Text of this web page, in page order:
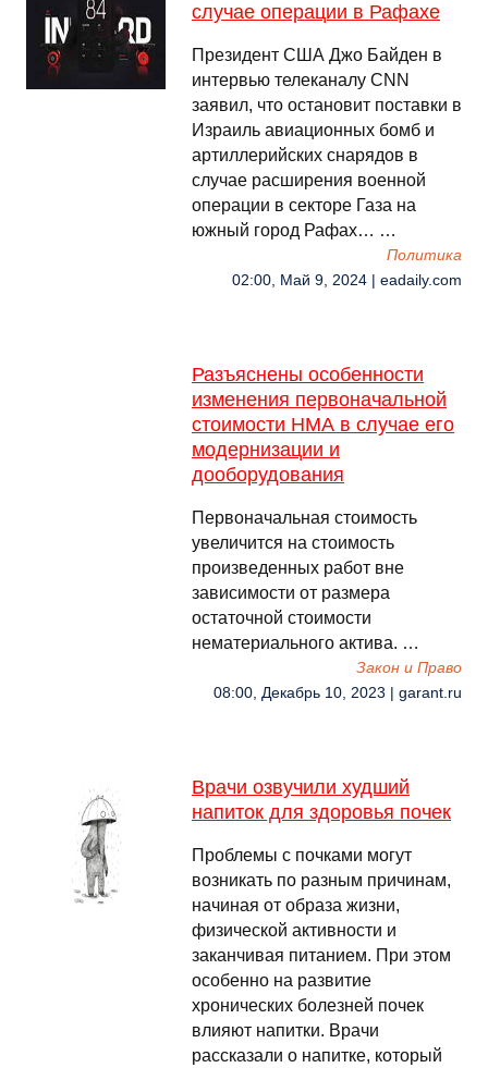
случае операции в Рафахе
Президент США Джо Байден в
интервью телеканалу CNN
заявил, что остановит поставки в
Израиль авиационных бомб и
артиллерийских снарядов в
случае расширения военной
операции в секторе Газа на
южный город Рафах… …
Политика
02:00, Май 9, 2024 | eadaily.com
Разъяснены особенности
изменения первоначальной
стоимости НМА в случае его
модернизации и
дооборудования
Первоначальная стоимость
увеличится на стоимость
произведенных работ вне
зависимости от размера
остаточной стоимости
нематериального актива. …
Закон и Право
08:00, Декабрь 10, 2023 | garant.ru
Врачи озвучили худший
напиток для здоровья почек
Проблемы с почками могут
возникать по разным причинам,
начиная от образа жизни,
физической активности и
заканчивая питанием. При этом
особенно на развитие
хронических болезней почек
влияют напитки. Врачи
рассказали о напитке, который